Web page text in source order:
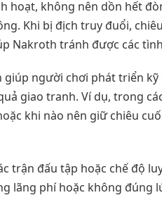
hoạt, không nên dồn hết
Khi bị địch truy đuổi,
Nakroth tránh được các
người chơi phát triển
giao tranh. Ví dụ, trong
khi nào nên giữ chiêu
trận đấu tập hoặc chế độ
lãng phí hoặc không đúng